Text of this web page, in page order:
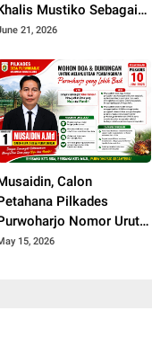
Mustiko Sebagai
Liga Marisa
Sekretaris
21, 2026
Calon
Pilkades
Nomor Urut
Berkomitmen Lanjutkan
15, 2026